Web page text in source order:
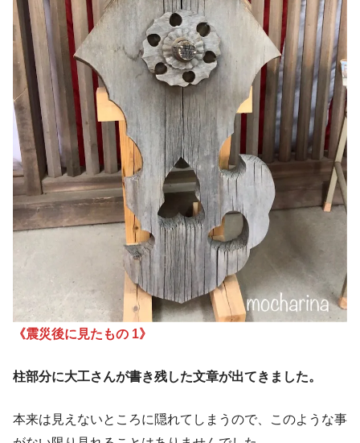
《震災後に見たもの 1》
柱部分に大工さんが書き残した文章が出てきました。
本来は見えないところに隠れてしまうので、このような事